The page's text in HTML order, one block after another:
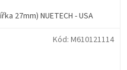
27mm) NUETECH - USA
Kód: M610121114